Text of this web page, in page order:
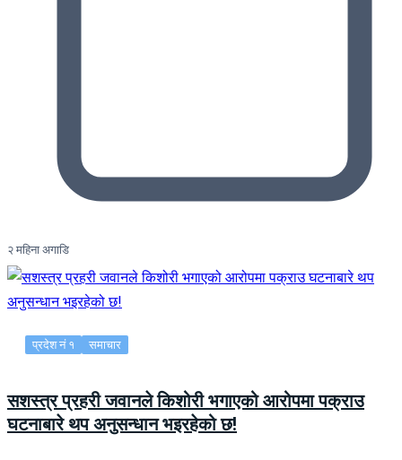
२ महिना अगाडि
प्रदेश नं १ समाचार
सशस्त्र प्रहरी जवानले किशोरी भगाएको आरोपमा पक्राउ
घटनाबारे थप अनुसन्धान भइरहेको छ!